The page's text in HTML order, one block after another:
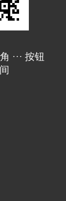
··· 按钮